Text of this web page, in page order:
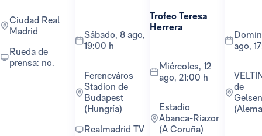
Ciudad Real
Madrid
Rueda de
prensa: no.
sábado, 8 ago,
19:00 h
Ferencváros
Stadion de
Budapest
(Hungría)
Realmadrid TV
Trofeo Teresa
Herrera
miércoles, 12
ago, 21:00 h
Estadio
Abanca-Riazor
(A Coruña)
domingo, 16
ago,
VELTINS-Arena
de